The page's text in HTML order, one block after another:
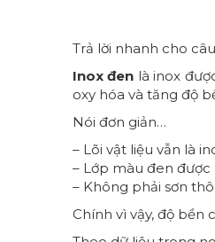
Trả lời nhanh cho
Inox đen là inox
oxy hóa và tăng độ
Nói đơn giản…
– Lõi vật liệu vẫn là
– Lớp màu đen
– Không phải sơn
Chính vì vậy, độ bền